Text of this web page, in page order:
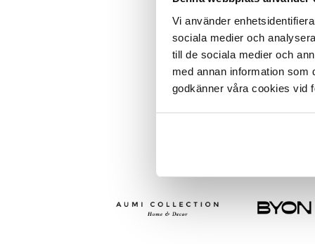
Vi använder
sociala medier och
till de sociala medier och
med annan information som
godkänner våra cookies vid
försiktigt med borsten. När du
vatten och fortsätt att cirkulera
Material: Vitoljad björk/Gethår
Storlek: Diameter: 4 cm,
Artikelnr